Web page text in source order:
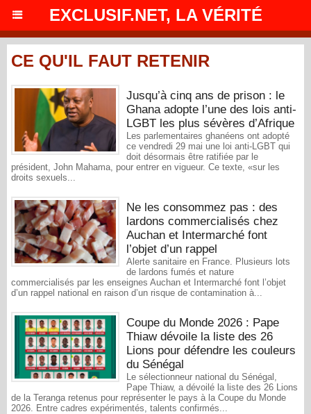
EXCLUSIF.NET, LA VÉRITÉ
CE QU'IL FAUT RETENIR
Jusqu’à cinq ans de prison : le
Ghana adopte l’une des lois anti-
LGBT les plus sévères d’Afrique
Les parlementaires ghanéens ont adopté
ce vendredi 29 mai une loi anti-LGBT qui
doit désormais être ratifiée par le
président, John Mahama, pour entrer en vigueur. Ce texte, «sur les
droits sexuels...
Ne les consommez pas : des
lardons commercialisés chez
Auchan et Intermarché font
l’objet d’un rappel
Alerte sanitaire en France. Plusieurs lots
de lardons fumés et nature
commercialisés par les enseignes Auchan et Intermarché font l’objet
d’un rappel national en raison d’un risque de contamination à...
Coupe du Monde 2026 : Pape
Thiaw dévoile la liste des 26
Lions pour défendre les couleurs
du Sénégal
Le sélectionneur national du Sénégal,
Pape Thiaw, a dévoilé la liste des 26 Lions
de la Teranga retenus pour représenter le pays à la Coupe du Monde
2026. Entre cadres expérimentés, talents confirmés...